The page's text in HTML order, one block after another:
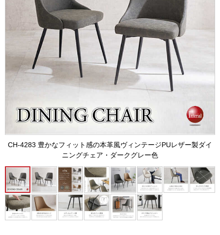
CH-4283 豊かなフィット感の本革風ヴィンテージPUレザー製ダイ
ニングチェア・ダークグレー色